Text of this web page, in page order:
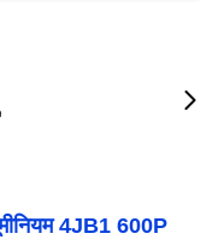
4JB1 600P